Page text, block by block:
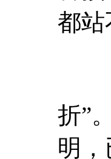
都站
《
折”
明